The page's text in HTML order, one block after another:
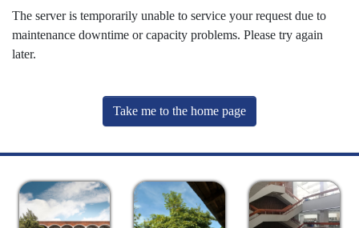
The server is temporarily unable to service your request due to
maintenance downtime or capacity problems. Please try again
later.
Take me to the home page